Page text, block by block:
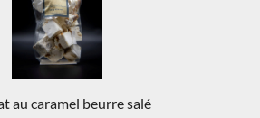
au caramel beurre salé